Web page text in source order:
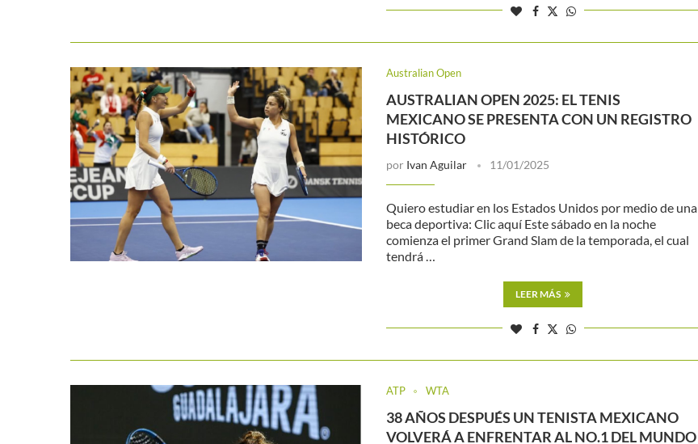
Australian Open
AUSTRALIAN OPEN 2025: EL TENIS
MEXICANO SE PRESENTA CON UN REGISTRO
HISTÓRICO
por Ivan Aguilar 11/01/2025
Quiero estudiar en los Estados Unidos por medio de una
beca deportiva: Clic aquí Este sábado en la noche
comienza el primer Grand Slam de la temporada, el cual
tendrá …
LEER MÁS
ATP WTA
38 AÑOS DESPUÉS UN TENISTA MEXICANO
VOLVERÁ A ENFRENTAR AL NO.1 DEL MUNDO